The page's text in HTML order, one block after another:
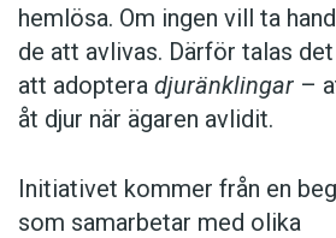
hemlösa. Om ingen vill ta
de att avlivas. Därför talas
att adoptera djuränklingar –
åt djur när ägaren avlidit.
Initiativet kommer från en
som samarbetar med olika